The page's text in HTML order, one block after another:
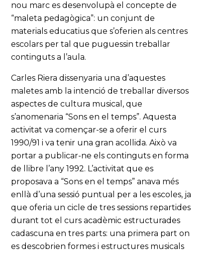
nou marc es desenvolupà el concepte de
“maleta pedagògica”: un conjunt de
materials educatius que s’oferien als centres
escolars per tal que puguessin treballar
continguts a l’aula.
Carles Riera dissenyaria una d’aquestes
maletes amb la intenció de treballar diversos
aspectes de cultura musical, que
s’anomenaria “Sons en el temps”. Aquesta
activitat va començar-se a oferir el curs
1990/91 i va tenir una gran acollida. Això va
portar a publicar-ne els continguts en forma
de llibre l’any 1992. L’activitat que es
proposava a “Sons en el temps” anava més
enllà d’una sessió puntual per a les escoles, ja
que oferia un cicle de tres sessions repartides
durant tot el curs acadèmic estructurades
cadascuna en tres parts: una primera part on
es descobrien formes i estructures musicals